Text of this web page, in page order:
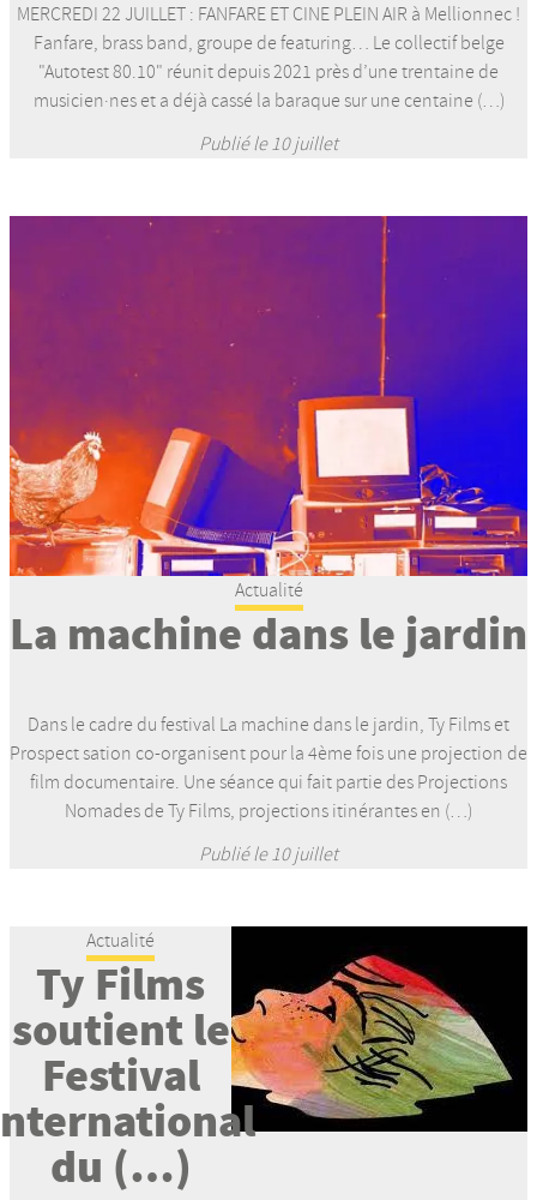
MERCREDI 22 JUILLET : FANFARE ET CINE PLEIN AIR à Mellionnec !
Fanfare, brass band, groupe de featuring… Le collectif belge
"Autotest 80.10" réunit depuis 2021 près d’une trentaine de
musicien·nes et a déjà cassé la baraque sur une centaine (…)
Publié le 10 juillet
Actualité
La machine dans le jardin
Dans le cadre du festival La machine dans le jardin, Ty Films et
Prospect sation co-organisent pour la 4ème fois une projection de
film documentaire. Une séance qui fait partie des Projections
Nomades de Ty Films, projections itinérantes en (…)
Publié le 10 juillet
Actualité
Ty Films
soutient le
Festival
du (…)